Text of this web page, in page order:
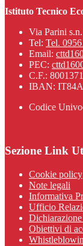
Istituto Tecnico
Via Parini
Tel: Tel.
Email:
PEC:
C.F.:
IBAN:
Codice
Sezione Link
Cookie policy
Note legali
Informativa
Ufficio
Obiettivi di